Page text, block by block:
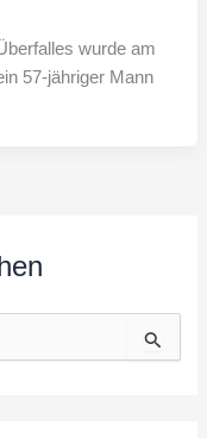
wurde am
57-jähriger Mann